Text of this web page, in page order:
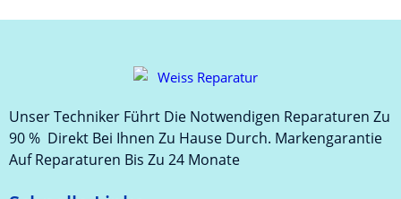
Unser Techniker Führt Die Notwendigen Reparaturen Zu
90 % Direkt Bei Ihnen Zu Hause Durch. Markengarantie
Auf Reparaturen Bis Zu 24 Monate